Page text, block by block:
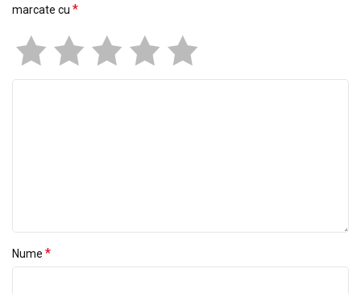
marcate cu *
Nume *